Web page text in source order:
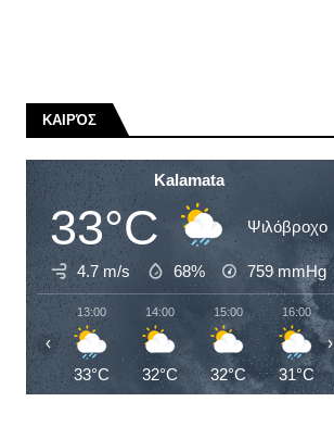
ΚΑΙΡΌΣ
Kalamata
33°C Ψιλόβροχο
4.7 m/s 68% 759mmHg
13:00
33°C
14:00
32°C
15:00
32°C
16:00
31°C
‹ ›